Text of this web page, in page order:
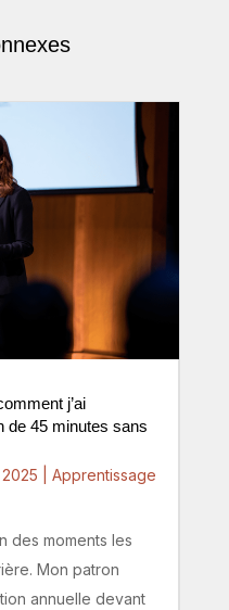
j’ai
de 45 minutes sans
Apprentissage
des moments les
Mon patron
annuelle devant